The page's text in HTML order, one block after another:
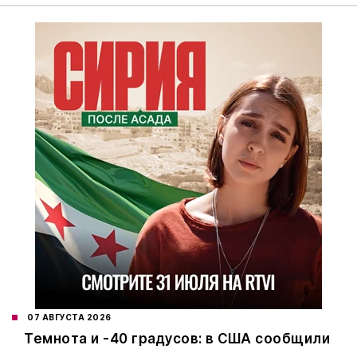
07 АВГУСТА 2026
Темнота и -40 градусов: в США сообщили